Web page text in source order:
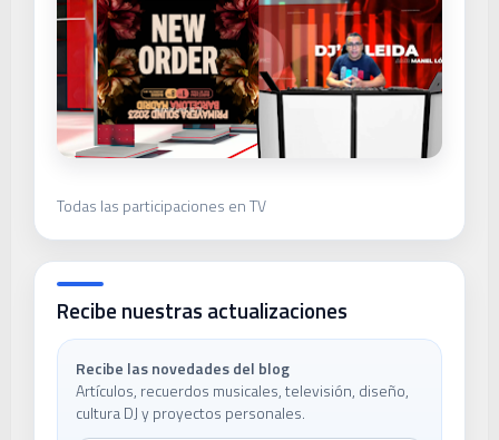
Todas las participaciones en TV
Recibe nuestras actualizaciones
Recibe las novedades del blog
Artículos, recuerdos musicales, televisión, diseño,
cultura DJ y proyectos personales.